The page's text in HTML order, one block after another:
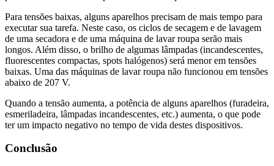
Para tensões baixas, alguns aparelhos precisam de mais tempo para
executar sua tarefa. Neste caso, os ciclos de secagem e de lavagem
de uma secadora e de uma máquina de lavar roupa serão mais
longos. Além disso, o brilho de algumas lâmpadas (incandescentes,
fluorescentes compactas, spots halógenos) será menor em tensões
baixas. Uma das máquinas de lavar roupa não funcionou em tensões
abaixo de 207 V.
Quando a tensão aumenta, a potência de alguns aparelhos (furadeira,
esmeriladeira, lâmpadas incandescentes, etc.) aumenta, o que pode
ter um impacto negativo no tempo de vida destes dispositivos.
Conclusão